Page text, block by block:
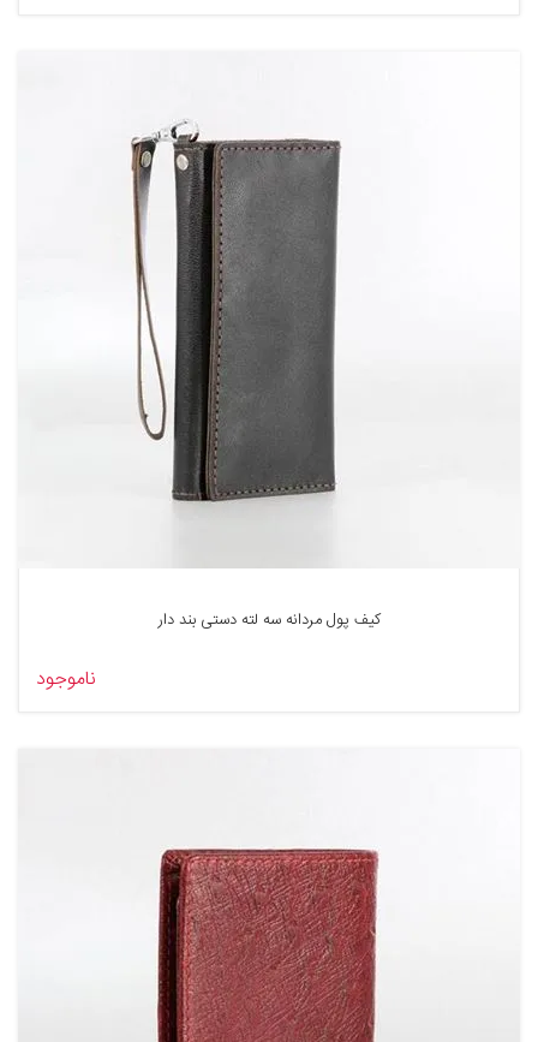
کیف پول مردانه سه لته دستی بند دار
ناموجود